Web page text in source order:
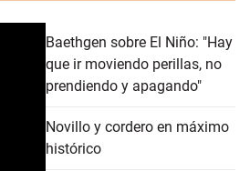
Baethgen sobre El Niño: "Hay
que ir moviendo perillas, no
prendiendo y apagando"
Novillo y cordero en máximo
histórico